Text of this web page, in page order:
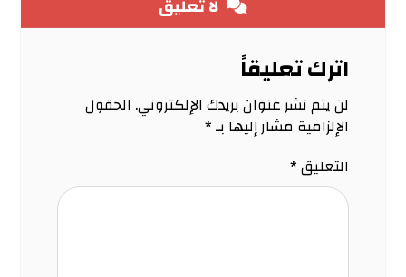
لا تعليق
اترك تعليقاً
لن يتم نشر عنوان بريدك الإلكتروني. الحقول
الإلزامية مشار إليها بـ*
التعليق*